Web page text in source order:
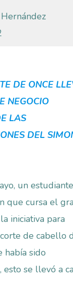
DE ONCE
NEGOCIO
LAS
DEL
un
que cursa el
iniciativa para
de cabello
había sido
esto se llevó a